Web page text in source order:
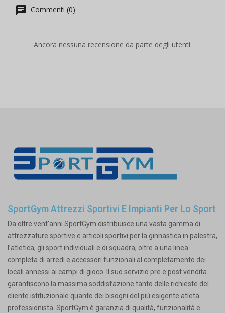
Commenti (0)
Ancora nessuna recensione da parte degli utenti.
SportGym Attrezzi Sportivi E Impianti Per Lo Sport
Da oltre vent'anni SportGym distribuisce una vasta gamma di
attrezzature sportive e articoli sportivi per la ginnastica in palestra,
l’atletica, gli sport individuali e di squadra, oltre a una linea
completa di arredi e accessori funzionali al completamento dei
locali annessi ai campi di gioco. Il suo servizio pre e post vendita
garantiscono la massima soddisfazione tanto delle richieste del
cliente istituzionale quanto dei bisogni del più esigente atleta
professionista. SportGym è garanzia di qualità, funzionalità e